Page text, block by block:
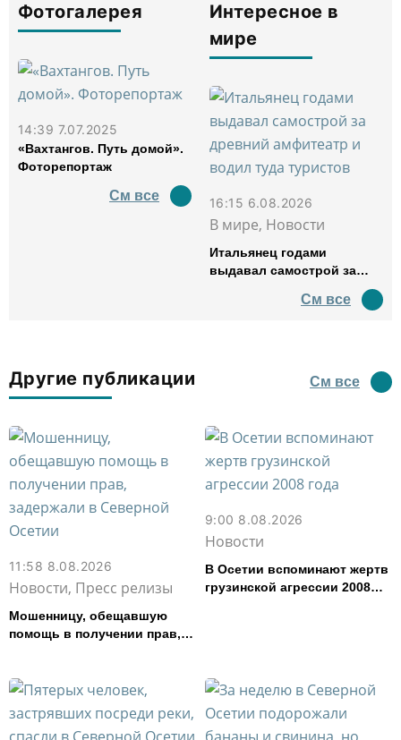
Фотогалерея
14:39 7.07.2025
«Вахтангов. Путь домой».
Фоторепортаж
См все
Интересное в
мире
16:15 6.08.2026
В мире, Новости
Итальянец годами
выдавал самострой за
водил туда туристов
См все
Другие публикации См все
11:58 8.08.2026
Новости, Пресс релизы
Мошенницу, обещавшую
помощь в получении прав,
9:00 8.08.2026
Новости
В Осетии вспоминают жертв
грузинской агрессии 2008